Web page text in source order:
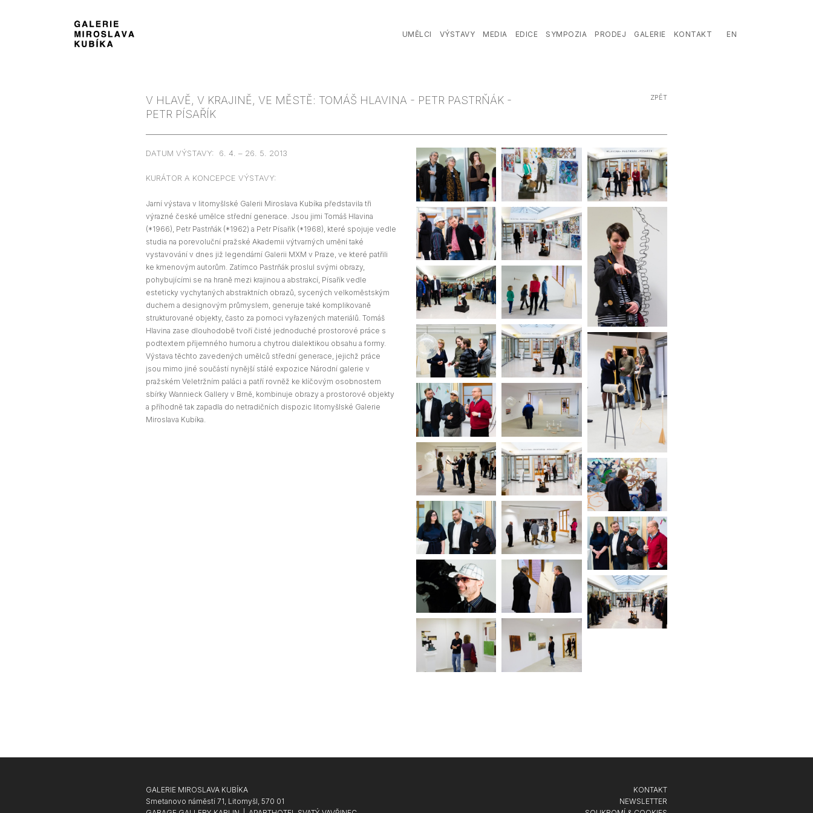
UMĚLCI VÝSTAVY MEDIA EDICE SYMPOZIA PRODEJ GALERIE KONTAKT CZ
EN
V HLAVĚ, V KRAJINĚ, VE MĚSTĚ: TOMÁŠ HLAVINA - PETR PASTRŇÁK -
PETR PÍSAŘÍK
ZPĚT
DATUM VÝSTAVY: 6. 4. – 26. 5. 2013
KURÁTOR A KONCEPCE VÝSTAVY:
Jarní výstava v litomyšlské Galerii Miroslava Kubíka představila tři
výrazné české umělce střední generace. Jsou jimi Tomáš Hlavina
(*1966), Petr Pastrňák (*1962) a Petr Písařík (*1968), které spojuje vedle
studia na porevoluční pražské Akademii výtvarných umění také
vystavování v dnes již legendární Galerii MXM v Praze, ve které patřili
ke kmenovým autorům. Zatímco Pastrňák proslul svými obrazy,
pohybujícími se na hraně mezi krajinou a abstrakcí, Písařík vedle
esteticky vychytaných abstraktních obrazů, sycených velkoměstským
duchem a designovým průmyslem, generuje také komplikovaně
strukturované objekty, často za pomoci vyřazených materiálů. Tomáš
Hlavina zase dlouhodobě tvoří čisté jednoduché prostorové práce s
podtextem příjemného humoru a chytrou dialektikou obsahu a formy.
Výstava těchto zavedených umělců střední generace, jejichž práce
jsou mimo jiné součástí nynější stálé expozice Národní galerie v
pražském Veletržním paláci a patří rovněž ke klíčovým osobnostem
sbírky Wannieck Gallery v Brně, kombinuje obrazy a prostorové objekty
a příhodně tak zapadla do netradičních dispozic litomyšlské Galerie
Miroslava Kubíka.
GALERIE MIROSLAVA KUBÍKA
Smetanovo náměstí 71, Litomyšl, 570 01
KONTAKT
NEWSLETTER